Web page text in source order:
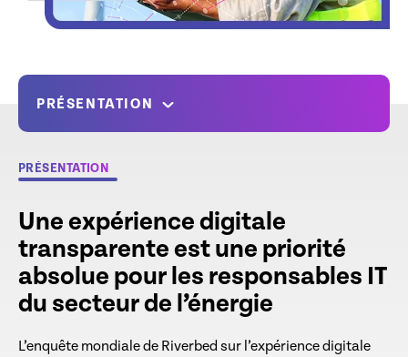
PRÉSENTATION
PRÉSENTATION
Une expérience digitale
transparente est une priorité
absolue pour les responsables IT
du secteur de l’énergie
L’enquête mondiale de Riverbed sur l’expérience digitale